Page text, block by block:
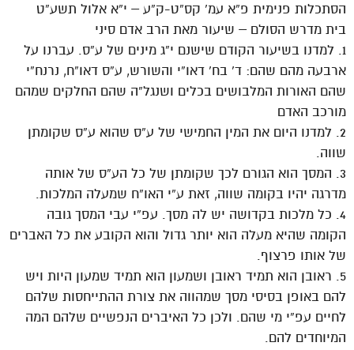
הסתכלות פנימית פ”א עמ’ קס”ט-ק”ע – י”א אלול תשע”ט
בית מדרש הסולם – שיעור מאת הרב אדם סיני
1. למדנו בשיעור הקודם שישנם י”ג מינים של ע”ס. עברנו על
ארבעה מהם שהם: ד’ בח’ דאו”י והשורש, ע”ס דאו”ח, נרנח”י
שהם האורות המלבושים בכלים ושנגל”ה שהם החלקים שמהם
מורכב האדם
2. למדנו היום את המין החמישי של ע”ס שהוא ע”ס שקומתן
שווה.
3. המסך הוא הגורם לכך שקומתן של כל הע”ס של אותה
מדרגה יהיו בקומה שווה, זאת ע”י האו”ח שמעלה המלכות.
4. כל מלכות בקדושה יש לה מסך. עפ”י עבי המסך גובה
הקומה שהיא מעלה הוא יותר גדול והוא הקובע את כל האברים
של אותו פרצוף.
5. ראובן הוא תמיד ראובן ושמעון הוא תמיד שמעון היות ויש
להם באופן בסיסי מסך שמהווה את צורת ההתייחסות שלהם
לחיים עפ”י מי שהם. ולכן כל האיברים הנפשיים שלהם המה
המיוחדים להם.